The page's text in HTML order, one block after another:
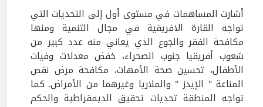
أشارت المساهمات في مستوى أول إلى التحديات التي
تواجه القارة الافريقية في مجال التنمية ومنها
مكافحة الفقر والجوع الذي يعاني منه عدد كبير من
شعوب أفريقيا جنوب الصحراء، خفض معدلات وفيات
الأطفال، تحسين صحة الأمهات، مكافحة مرض نقص
المناعة " الإيدز " والملاريا وغيرهما من الأمراض. كما
تواجه المنطقة تحديات تحقيق الديمقراطية والحكم